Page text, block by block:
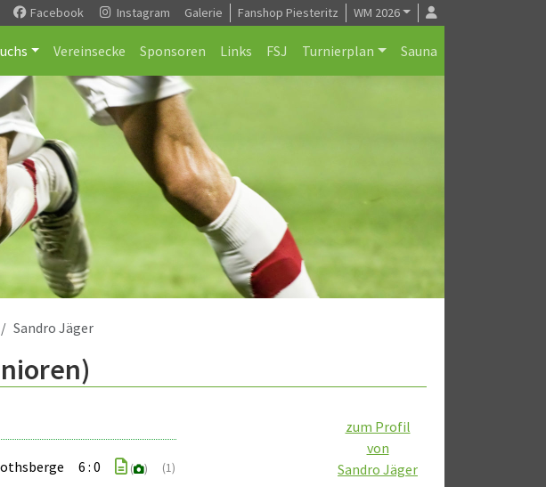
Facebook Instagram Galerie Fanshop Piesteritz WM 2026
Vereinsecke Sponsoren Links FSJ Turnierplan Sauna
Sandro Jäger
zum Profil
von
Sandro Jäger
6 : 0 ( ) (1)